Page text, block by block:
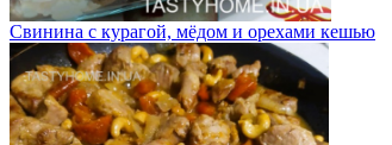
Свинина с курагой, мёдом и орехами кешью